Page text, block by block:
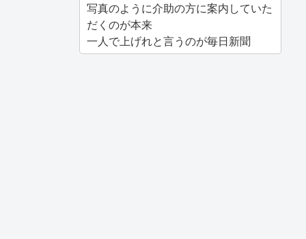
写真のように介助の方に案内していた
だくのが本来
一人で上げれと言うのが毎日新聞